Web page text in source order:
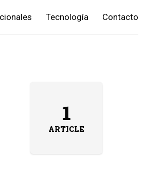
Tecnología Contacto
1
ARTICLE